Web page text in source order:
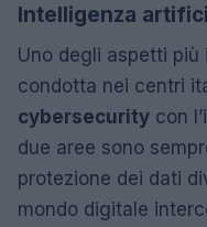
Intelligenza
Uno degli aspetti
condotta nei centri
cybersecurity con
due aree sono
protezione dei dati
mondo digitale